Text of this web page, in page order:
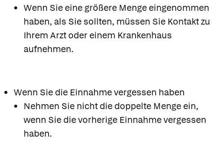
Wenn Sie eine größere Menge eingenommen
haben, als Sie sollten, müssen Sie Kontakt zu
Ihrem Arzt oder einem Krankenhaus
aufnehmen.
Wenn Sie die Einnahme vergessen haben
Nehmen Sie nicht die doppelte Menge ein,
wenn Sie die vorherige Einnahme vergessen
haben.